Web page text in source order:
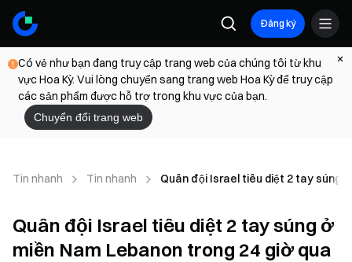
Đăng ký
Có vẻ như bạn đang truy cập trang web của chúng tôi từ khu
vực Hoa Kỳ. Vui lòng chuyển sang trang web Hoa Kỳ để truy cập
các sản phẩm được hỗ trợ trong khu vực của bạn.
Chuyển đổi trang web
Tin nhanh Tin nhanh Quân đội Israel tiêu diệt 2 tay súng
Quân đội Israel tiêu diệt 2 tay súng ở
miền Nam Lebanon trong 24 giờ qua